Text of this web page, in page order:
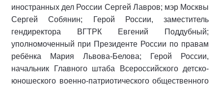
иностранных дел России Сергей Лавров; мэр Москвы
Сергей Собянин; Герой России, заместитель
гендиректора ВГТРК Евгений Поддубный;
уполномоченный при Президенте России по правам
ребёнка Мария Львова-Белова; Герой России,
начальник Главного штаба Всероссийского детско-
юношеского военно-патриотического общественного